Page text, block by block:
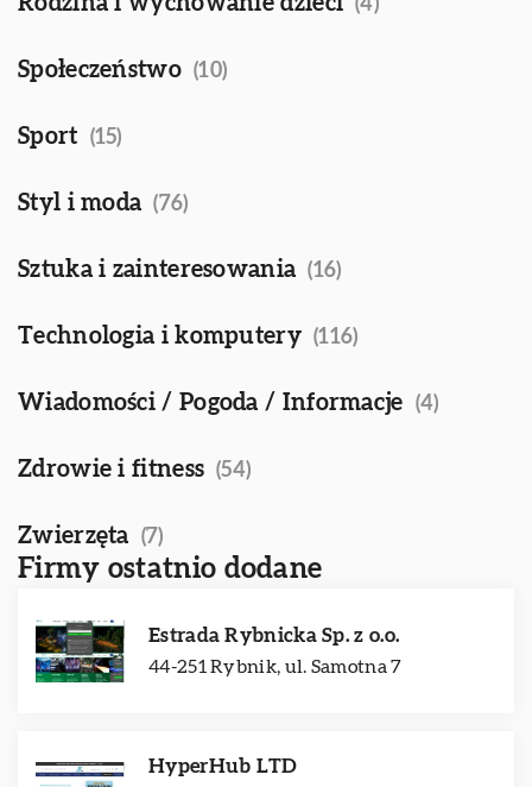
(4)
Społeczeństwo (10)
Sport (15)
Styl i moda (76)
Sztuka i zainteresowania (16)
Technologia i komputery (116)
Wiadomości / Pogoda / Informacje (4)
Zdrowie i fitness (54)
Zwierzęta (7)
Firmy ostatnio dodane
Estrada Rybnicka Sp. z o.o.
44-251 Rybnik, ul. Samotna 7
HyperHub LTD